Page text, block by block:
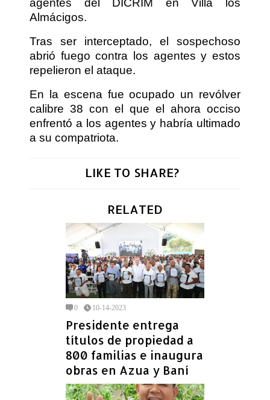
Almácigos.
Tras ser interceptado, el sospechoso
abrió fuego contra los agentes y estos
repelieron el ataque.
En la escena fue ocupado un revólver
calibre 38 con el que el ahora occiso
enfrentó a los agentes y habría ultimado
a su compatriota.
LIKE TO SHARE?
RELATED
0 10-14-2023
Presidente entrega
títulos de propiedad a
800 familias e inaugura
obras en Azua y Baní